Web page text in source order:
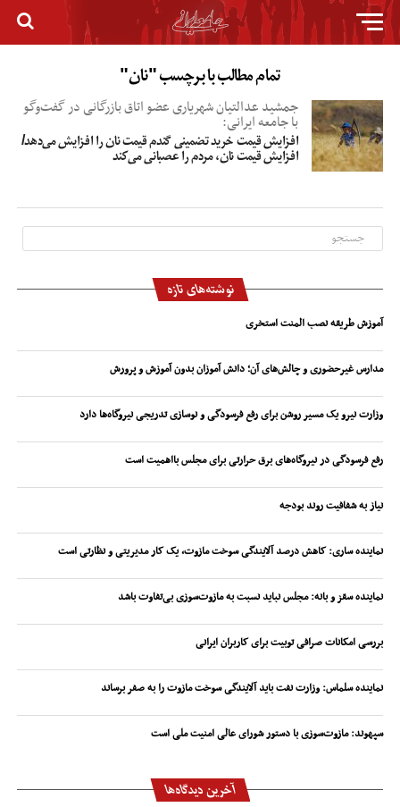
تمام مطالب با برچسب "نان"
جمشید عدالتیان شهریاری عضو اتاق بازرگانی در گفت‌وگو
با جامعه ایرانی:
افزایش قیمت خرید تضمینی گندم قیمت نان را افزایش می‌دهد/
افزایش قیمت نان، مردم را عصبانی می‌کند
نوشته‌های تازه
آموزش طریقه نصب المنت استخری
مدارس غیرحضوری و چالش‌های آن؛ دانش آموزان بدون آموزش و پرورش
وزارت نیرو یک مسیر روشن برای رفع فرسودگی و نوسازی تدریجی نیروگاه‌ها دارد
رفع فرسودگی در نیروگاه‌های برق حرارتی برای مجلس بااهمیت است
نیاز به شفافیت روند بودجه
نماینده ساری: کاهش درصد آلایندگی سوخت مازوت، یک کار مدیریتی و نظارتی است
نماینده سقز و بانه: مجلس نباید نسبت به مازوت‌سوزی بی‌تفاوت باشد
بررسی امکانات صرافی توبیت برای کاربران ایرانی
نماینده سلماس: وزارت نفت باید آلایندگی سوخت مازوت را به صفر برساند
سپهوند:‌ مازوت‌سوزی با دستور شورای عالی امنیت ملی است
آخرین دیدگاه‌ها